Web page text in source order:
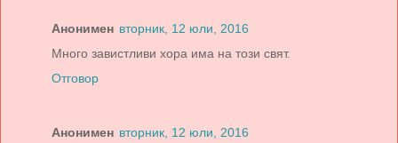
Анонимен вторник, 12 юли, 2016
Много завистливи хора има на този свят.
Отговор
Анонимен вторник, 12 юли, 2016